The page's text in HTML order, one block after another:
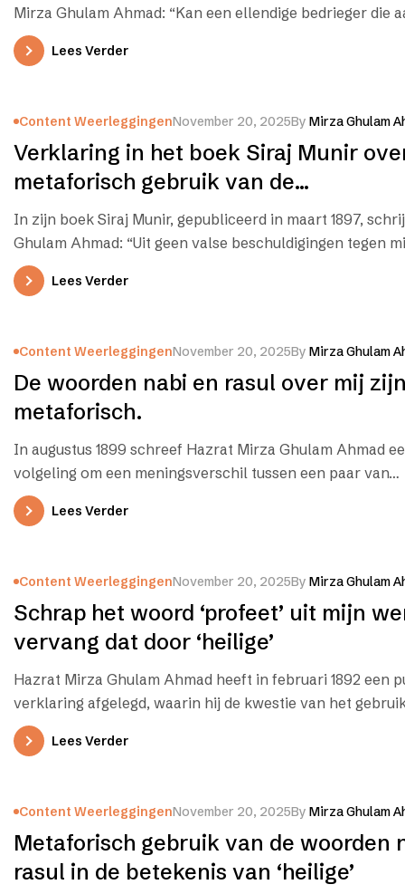
Mirza Ghulam Ahmad: “Kan een ellendige bedrieger die
maakt…
Lees Verder
Content WeerleggingenNovember 20, 2025By Mirza Ghulam
Verklaring in het boek Siraj Munir
metaforisch gebruik van de
woorden nabi en rasul
In zijn boek Siraj Munir, gepubliceerd in maart 1897,
Ghulam Ahmad: “Uit geen valse beschuldigingen tegen
Lees Verder
Content WeerleggingenNovember 20, 2025By Mirza Ghulam
De woorden nabi en rasul over mij
metaforisch.
In augustus 1899 schreef Hazrat Mirza Ghulam Ahmad
volgeling om een meningsverschil tussen een paar van…
Lees Verder
Content WeerleggingenNovember 20, 2025By Mirza Ghulam
Schrap het woord ‘profeet’ uit mijn
vervang dat door ‘heilige’
Hazrat Mirza Ghulam Ahmad heeft in februari 1892 een
verklaring afgelegd, waarin hij de kwestie van het
Lees Verder
Content WeerleggingenNovember 20, 2025By Mirza Ghulam
Metaforisch gebruik van de woorden
rasul in de betekenis van ‘heilige’